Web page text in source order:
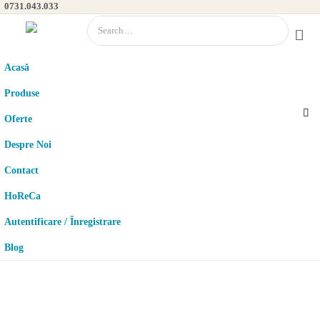
0731.043.033
Acasă
Produse
Oferte
Despre Noi
Contact
HoReCa
Autentificare / Înregistrare
Blog